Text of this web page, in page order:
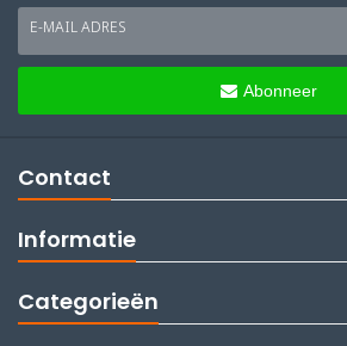
E-MAIL ADRES
Abonneer
Contact
Informatie
Categorieën